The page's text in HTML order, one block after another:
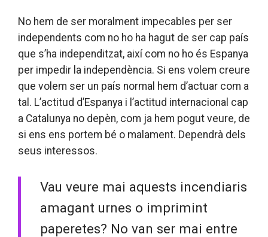
No hem de ser moralment impecables per ser
independents com no ho ha hagut de ser cap país
que s’ha independitzat, així com no ho és Espanya
per impedir la independència. Si ens volem creure
que volem ser un país normal hem d’actuar com a
tal. L’actitud d’Espanya i l’actitud internacional cap
a Catalunya no depèn, com ja hem pogut veure, de
si ens ens portem bé o malament. Dependrà dels
seus interessos.
Vau veure mai aquests incendiaris
amagant urnes o imprimint
paperetes? No van ser mai entre